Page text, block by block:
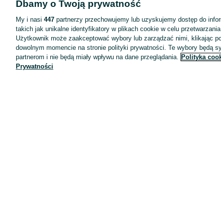
Wyróżnione ogłoszenia
Oferta dla firm
Blog
Regulamin
Polityka prywatności
Dbamy o Twoją prywatność
My i nasi 447 partnerzy przechowujemy lub uzyskujemy dostęp do
takich jak unikalne identyfikatory w plikach cookie w celu
Użytkownik może zaakceptować wybory lub zarządzać nimi, klikając
dowolnym momencie na stronie polityki prywatności. Te wybory będą
partnerom i nie będą miały wpływu na dane przeglądania. Polityka
Prywatności